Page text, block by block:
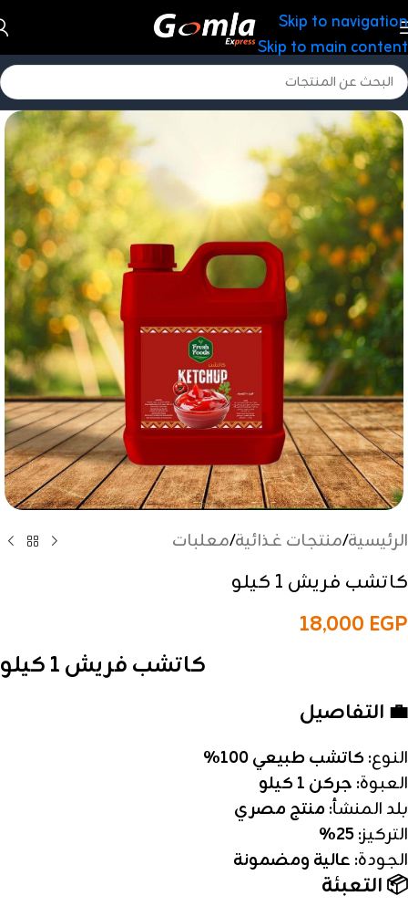
Skip to navigation
Skip to main content
الرئيسية/منتجات غذائية/معلبات
كاتشب فريش 1 كيلو
18,000 EGP
كاتشب فريش 1 كيلو
💼 التفاصيل
النوع:كاتشب طبيعي 100%
العبوة: جركن 1 كيلو
بلد المنشأ: منتج مصري
التركيز:25%
الجودة: عالية ومضمونة
📦 التعبئة